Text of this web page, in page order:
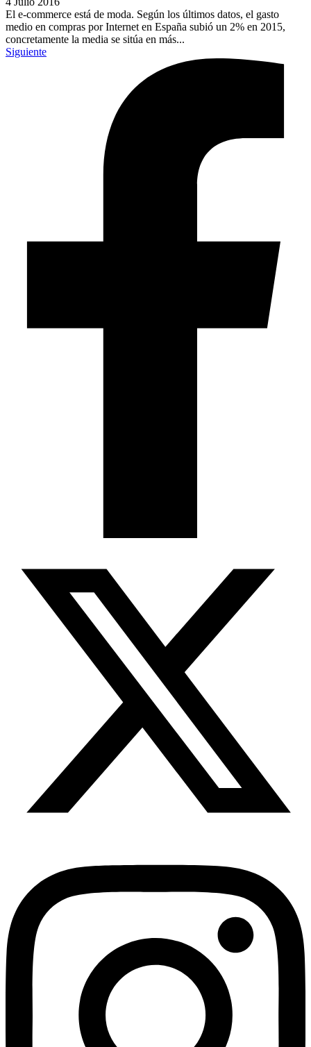
El e-commerce está de moda. Según los últimos datos, el gasto
medio en compras por Internet en España subió un 2% en 2015,
concretamente la media se sitúa en más...
Siguiente